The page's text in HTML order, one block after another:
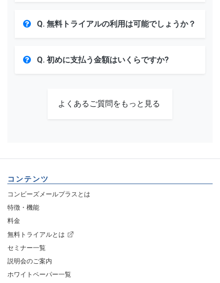
Q. 無料トライアルの利用は可能でしょうか？
Q. 初めに支払う金額はいくらですか?
よくあるご質問をもっと見る
コンテンツ
コンビーズメールプラスとは
特徴・機能
料金
無料トライアルとは
セミナー一覧
説明会のご案内
ホワイトペーパー一覧